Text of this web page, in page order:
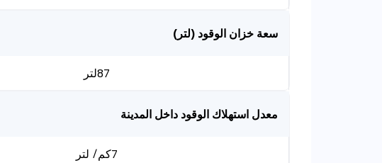
سعة خزان الوقود (لتر)
87لتر
معدل استهلاك الوقود داخل المدينة
7كم/ لتر